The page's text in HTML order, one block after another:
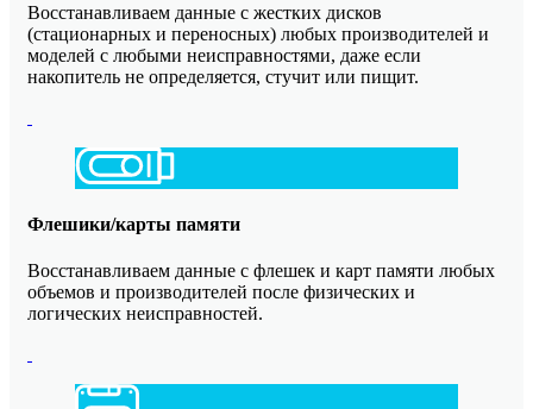
Восстанавливаем данные с жестких дисков
(стационарных и переносных) любых производителей и
моделей с любыми неисправностями, даже если
накопитель не определяется, стучит или пищит.
Флешики/карты памяти
Восстанавливаем данные с флешек и карт памяти любых
объемов и производителей после физических и
логических неисправностей.